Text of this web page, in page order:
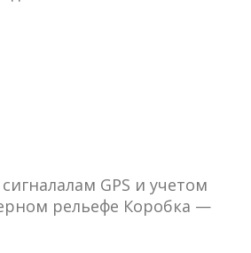
GPS и учетом
рельефе Коробка —